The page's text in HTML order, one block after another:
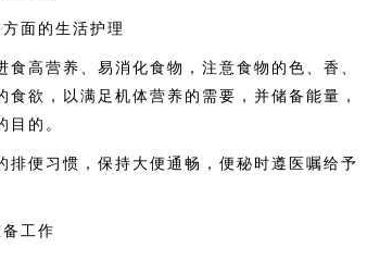
面的生活护理
高营养、易消化食物，注意食物的色、香、
食欲，以满足机体营养的需要，并储备能量，
目的。
便习惯，保持大便通畅，便秘时遵医嘱给予
工作